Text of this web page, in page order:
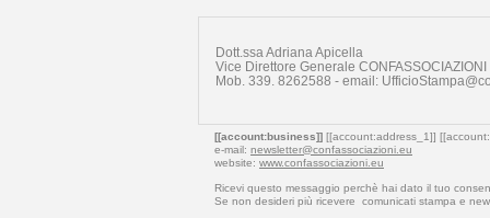
Dott.ssa Adriana Apicella
Vice Direttore Generale
Mob. 339. 8262588 - email:
[[account:business]] [[account:address_1]]
e-mail: newsletter@confassociazioni.eu
website: www.confassociazioni.eu
Ricevi questo messaggio perchè hai dato il tuo
Se non desideri più ricevere comunicati stampa e